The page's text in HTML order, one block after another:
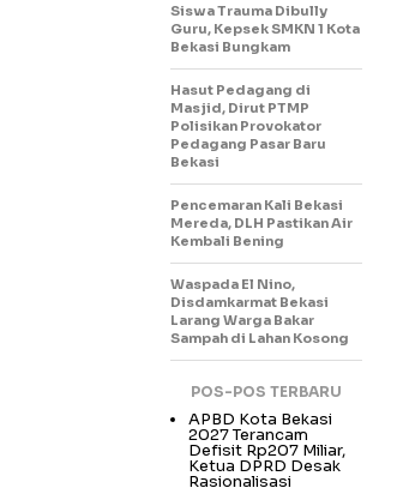
Siswa Trauma Dibully
Guru, Kepsek SMKN 1 Kota
Bekasi Bungkam
Hasut Pedagang di
Masjid, Dirut PTMP
Polisikan Provokator
Pedagang Pasar Baru
Bekasi
Pencemaran Kali Bekasi
Mereda, DLH Pastikan Air
Kembali Bening
Waspada El Nino,
Disdamkarmat Bekasi
Larang Warga Bakar
Sampah di Lahan Kosong
POS-POS TERBARU
APBD Kota Bekasi
2027 Terancam
Defisit Rp207 Miliar,
Ketua DPRD Desak
Rasionalisasi